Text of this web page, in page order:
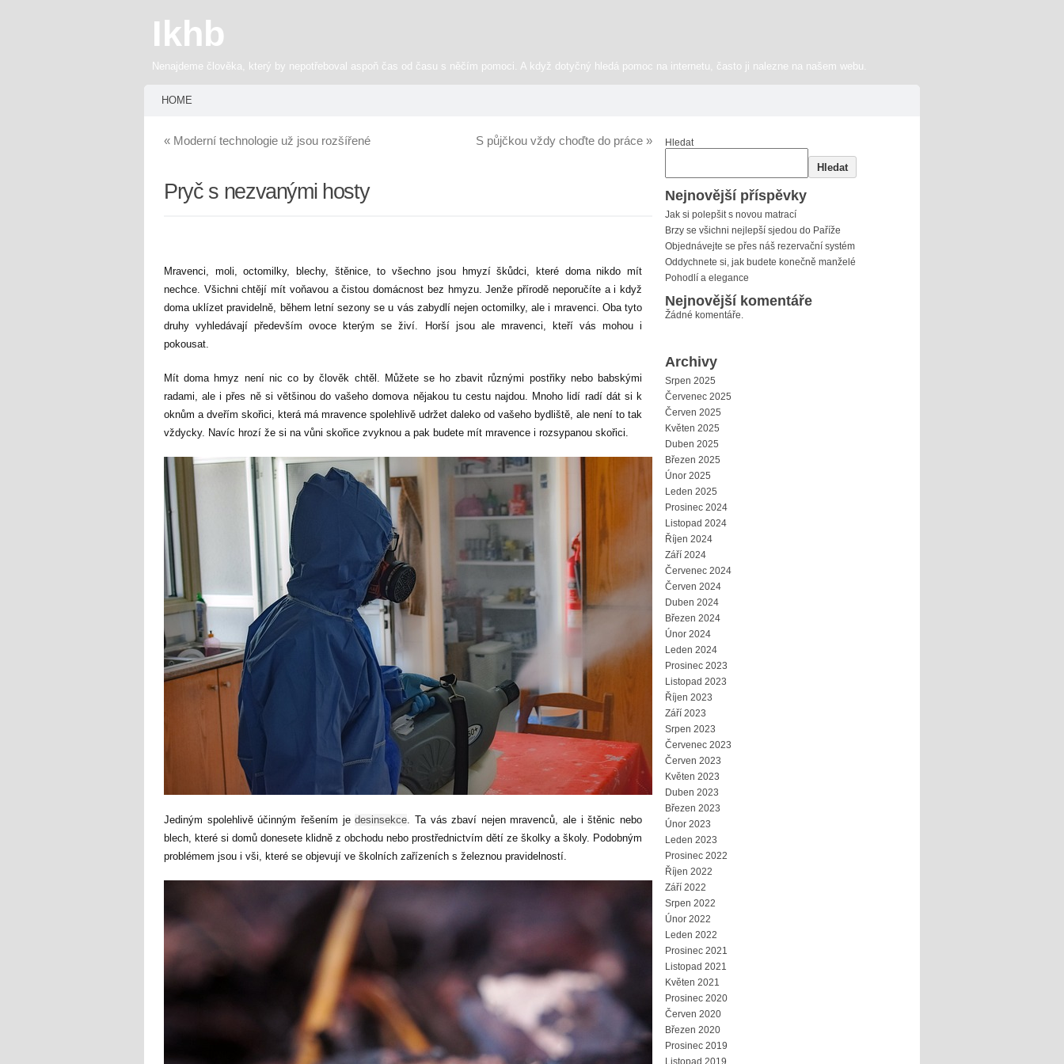
Ikhb
Nenajdeme člověka, který by nepotřeboval aspoň čas od času s něčím pomoci. A když dotyčný hledá pomoc na internetu, často ji nalezne na našem webu.
HOME
« Moderní technologie už jsou rozšířené S půjčkou vždy choďte do práce »
Pryč s nezvanými hosty
Mravenci, moli, octomilky, blechy, štěnice, to všechno jsou hmyzí škůdci, které doma nikdo mít
nechce. Všichni chtějí mít voňavou a čistou domácnost bez hmyzu. Jenže přírodě neporučíte a i když
doma uklízet pravidelně, během letní sezony se u vás zabydlí nejen octomilky, ale i mravenci. Oba tyto
druhy vyhledávají především ovoce kterým se živí. Horší jsou ale mravenci, kteří vás mohou i
pokousat.
Mít doma hmyz není nic co by člověk chtěl. Můžete se ho zbavit různými postřiky nebo babskými
radami, ale i přes ně si většinou do vašeho domova nějakou tu cestu najdou. Mnoho lidí radí dát si k
oknům a dveřím skořici, která má mravence spolehlivě udržet daleko od vašeho bydliště, ale není to tak
vždycky. Navíc hrozí že si na vůni skořice zvyknou a pak budete mít mravence i rozsypanou skořici.
Jediným spolehlivě účinným řešením jedesinsekce . Ta vás zbaví nejen mravenců, ale i štěnic nebo
blech, které si domů donesete klidně z obchodu nebo prostřednictvím dětí ze školky a školy. Podobným
problémem jsou i vši, které se objevují ve školních zařízeních s železnou pravidelností.
Hledat
Hledat
Nejnovější příspěvky
Jak si polepšit s novou matrací
Brzy se všichni nejlepší sjedou do Paříže
Objednávejte se přes náš rezervační systém
Oddychnete si, jak budete konečně manželé
Pohodlí a elegance
Nejnovější komentáře
Žádné komentáře.
Archivy
Srpen 2025
Červenec 2025
Červen 2025
Květen 2025
Duben 2025
Březen 2025
Únor 2025
Leden 2025
Prosinec 2024
Listopad 2024
Říjen 2024
Září 2024
Červenec 2024
Červen 2024
Duben 2024
Březen 2024
Únor 2024
Leden 2024
Prosinec 2023
Listopad 2023
Říjen 2023
Září 2023
Srpen 2023
Červenec 2023
Červen 2023
Květen 2023
Duben 2023
Březen 2023
Únor 2023
Leden 2023
Prosinec 2022
Říjen 2022
Září 2022
Srpen 2022
Únor 2022
Leden 2022
Prosinec 2021
Listopad 2021
Květen 2021
Prosinec 2020
Červen 2020
Březen 2020
Prosinec 2019
Listopad 2019